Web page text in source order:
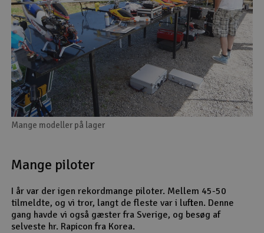
Mange modeller på lager
Mange piloter
I år var der igen rekordmange piloter. Mellem 45-50
tilmeldte, og vi tror, langt de fleste var i luften. Denne
gang havde vi også gæster fra Sverige, og besøg af
selveste hr. Rapicon fra Korea.